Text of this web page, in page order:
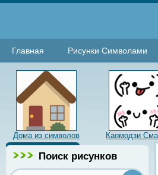
Главная Рисунки Символами
Дома из символов Каомодзи
Поиск рисунков